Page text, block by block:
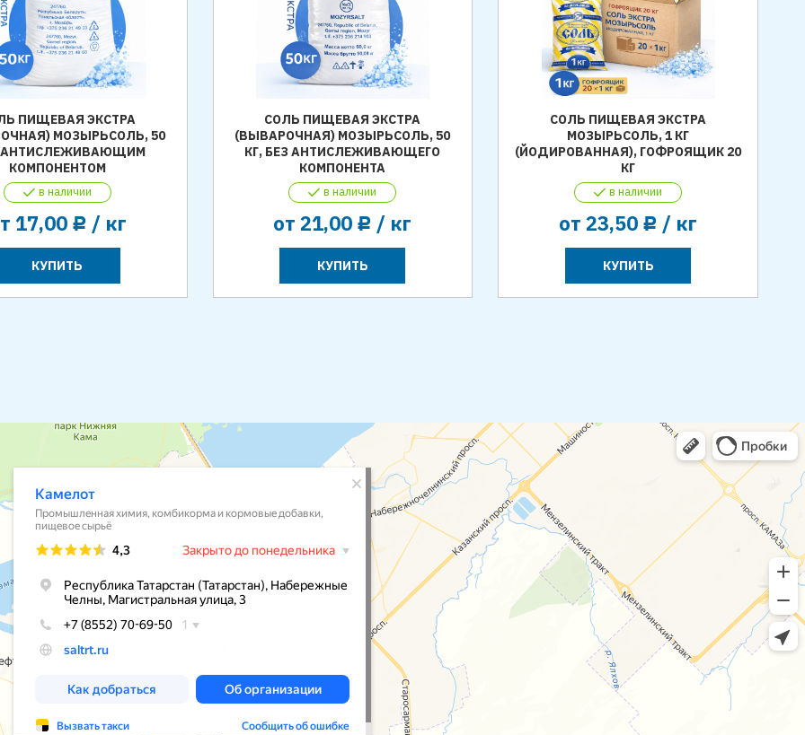
ПИЩЕВАЯ ЭКСТРА
МОЗЫРЬСОЛЬ, 50
АНТИСЛЕЖИВАЮЩИМ
КОМПОНЕНТОМ
в наличии
17,00 Р / кг
КУПИТЬ
СОЛЬ ПИЩЕВАЯ ЭКСТРА
(ВЫВАРОЧНАЯ) МОЗЫРЬСОЛЬ, 50
КГ, БЕЗ АНТИСЛЕЖИВАЮЩЕГО
КОМПОНЕНТА
в наличии
от21,00 Р / кг
КУПИТЬ
СОЛЬ ПИЩЕВАЯ ЭКСТРА
МОЗЫРЬСОЛЬ, 1 КГ
(ЙОДИРОВАННАЯ), ГОФРОЯЩИК 20
КГ
в наличии
от23,50 Р / кг
КУПИТЬ